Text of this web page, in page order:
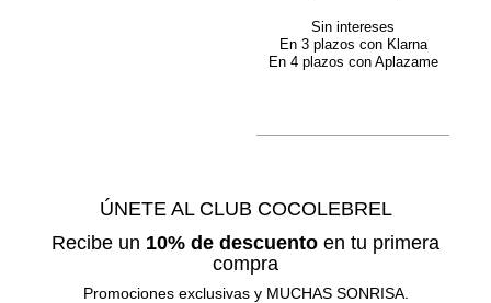
Sin intereses
En 3 plazos con Klarna
En 4 plazos con Aplazame
ÚNETE AL CLUB COCOLEBREL
Recibe un 10% de descuento en tu primera
compra
Promociones exclusivas y MUCHAS SONRISA.